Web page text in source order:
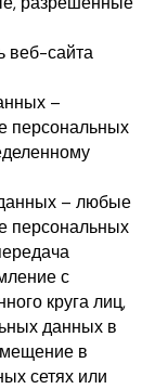
веб-сайта
–
персональных
– любые
персональных
с
круга лиц,
данных в
в
сетях или